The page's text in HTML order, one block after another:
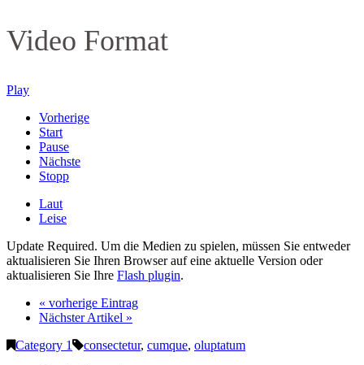
Video Format
Play
Vorherige
Start
Pause
Nächste
Stopp
Laut
Leise
Update Required. Um die Medien zu spielen, müssen Sie entweder
aktualisieren Sie Ihren Browser auf eine aktuelle Version oder
aktualisieren Sie Ihre Flash plugin.
« vorherige Eintrag
Nächster Artikel »
Category 1
consectetur, cumque, oluptatum